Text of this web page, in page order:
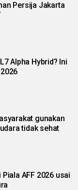
Persija Jakarta
Alpha Hybrid? Ini
gunakan
tidak sehat
AFF 2026 usai